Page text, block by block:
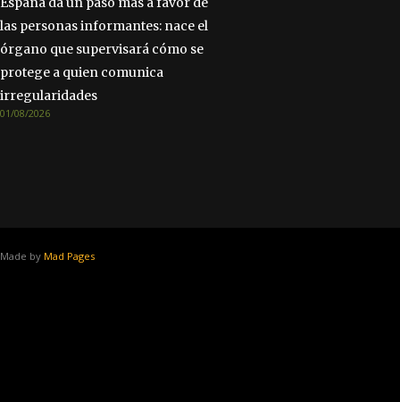
las personas informantes: nace el
órgano que supervisará cómo se
protege a quien comunica
irregularidades
01/08/2026
Made by Mad Pages